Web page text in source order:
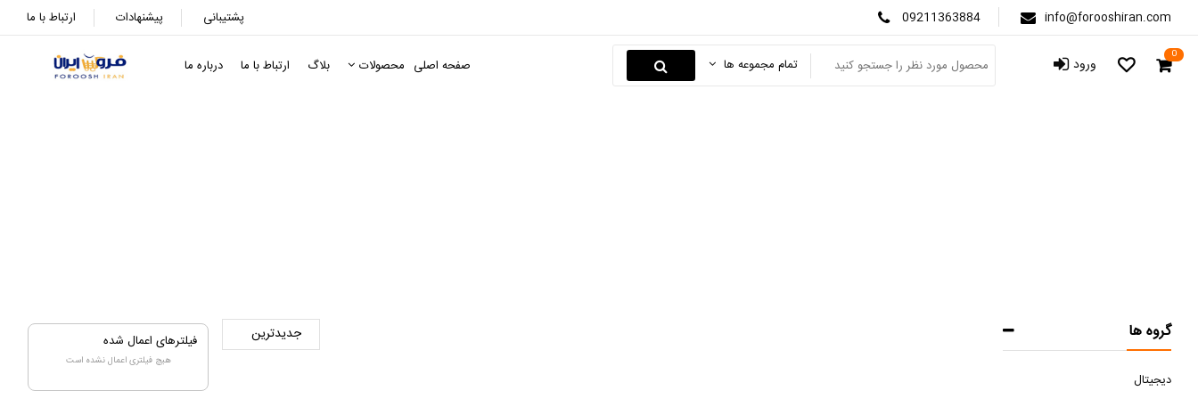
ارتباط با ما پیشنهادات پشتیبانی 09211363884 info@forooshiran.com
صفحه اصلی محصولات بلاگ ارتباط با ما درباره ما تمام مجموعه ها ورود 0
فیلترهای اعمال شده
هیچ فیلتری اعمال نشده است
گروه ها
دیجیتال